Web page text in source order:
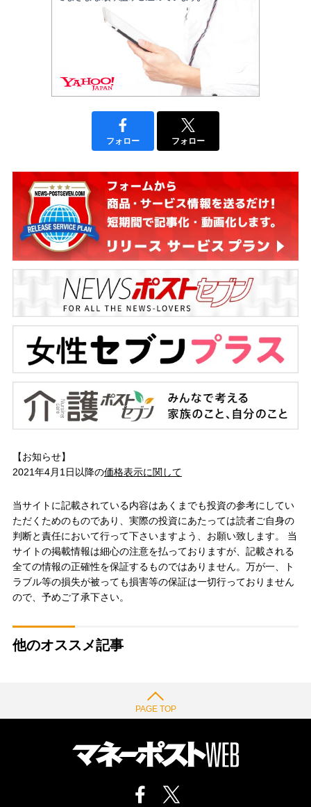
フォロー フォロー
【お知らせ】
2021年4月1日以降の価格表示に関して
当サイトに記載されている内容はあくまでも投資の参考にしてい
ただくためのものであり、実際の投資にあたっては読者ご自身の
判断と責任において行って下さいますよう、お願い致します。 当
サイトの掲載情報は細心の注意を払っておりますが、記載される
全ての情報の正確性を保証するものではありません。万が一、ト
ラブル等の損失が被っても損害等の保証は一切行っておりません
ので、予めご了承下さい。
他のオススメ記事
PAGE TOP